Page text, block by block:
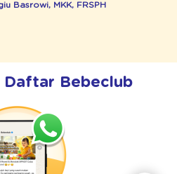
Basrowi, MKK, FRSPH
Daftar Bebeclub